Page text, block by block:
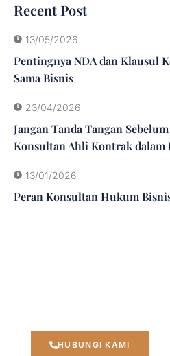
Recent Post
13/05/2026
Pentingnya NDA dan Klausul
Sama Bisnis
23/04/2026
Jangan Tanda Tangan
Konsultan Ahli Kontrak dalam
13/01/2026
Peran Konsultan Hukum
HUBUNGI KAMI